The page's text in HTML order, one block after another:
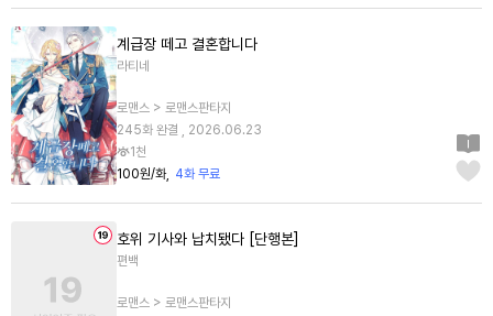
계급장 떼고 결혼합니다
라티네
로맨스 > 로맨스판타지
245화 완결 , 2026.06.23
1천
100원/화
4화 무료
호위 기사와 납치됐다 [단행본]
편백
로맨스 > 로맨스판타지